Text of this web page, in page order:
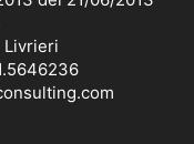
Livrieri